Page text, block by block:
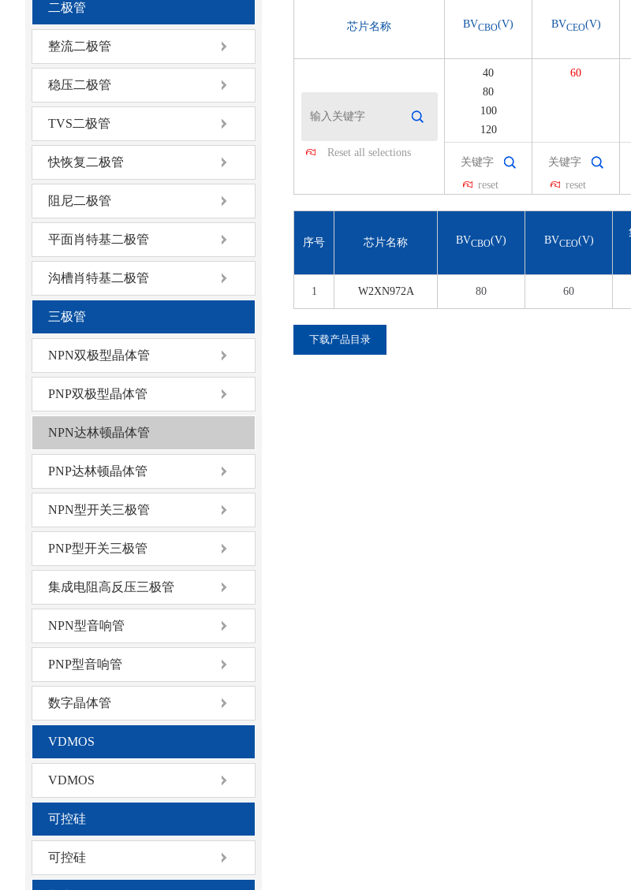
二极管
整流二极管
稳压二极管
TVS二极管
快恢复二极管
阻尼二极管
平面肖特基二极管
沟槽肖特基二极管
三极管
NPN双极型晶体管
PNP双极型晶体管
NPN达林顿晶体管
PNP达林顿晶体管
NPN型开关三极管
PNP型开关三极管
集成电阻高反压三极管
NPN型音响管
PNP型音响管
数字晶体管
VDMOS
VDMOS
可控硅
可控硅
芯片名称 BVCBO(V) BVCEO(V)
Reset all selections
40
80
100
120
350
600
reset
60
reset
序号 芯片名称 BVCBO(V) BVCEO(V)
1 W2XN972A 80 60
下载产品目录